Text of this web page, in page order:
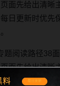
面先给出清
日更新时优
阅读路径38
面先给出清
日更新时优